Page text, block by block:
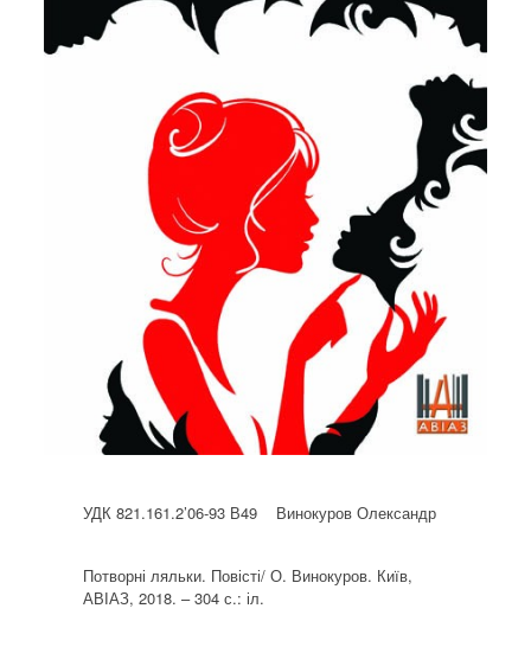
УДК 821.161.2’06-93 В49 Винокуров Олександр
Потворні ляльки. Повісті/ О. Винокуров. Київ,
АВІАЗ, 2018. – 304 с.: іл.